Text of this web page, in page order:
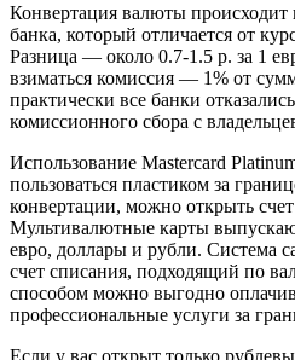
Конвертация валюты происходит
банка, который отличается от
Разница — около 0.7-1.5 р. за 1
взиматься комиссия — 1% от
практически все банки
комиссионного сбора с
Использование Mastercard
пользоваться пластиком за
конвертации, можно открыть
Мультивалютные карты
евро, доллары и рубли. Система
счет списания, подходящий по
способом можно выгодно
профессиональные услуги за
Если у вас открыт только